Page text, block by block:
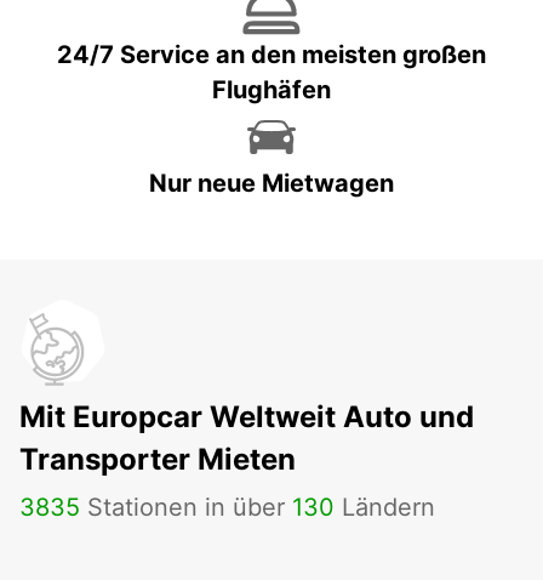
24/7 Service an den meisten großen
Flughäfen
Nur neue Mietwagen
Mit Europcar Weltweit Auto und
Transporter Mieten
3835 Stationen in über 130 Ländern